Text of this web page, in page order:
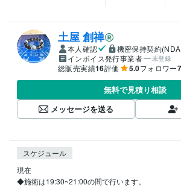
土屋 創禅
本人確認
機密保持契約
インボイス発行事業者
未登録
総販売実績16評価 5.0フォロワー
無料で見積り相談
メッセージを送る
スケジュール
現在
◆施術は19:30~21:00の間で行います。